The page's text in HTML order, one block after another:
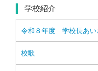
学校紹介
令和８年度 学校長あい
校歌